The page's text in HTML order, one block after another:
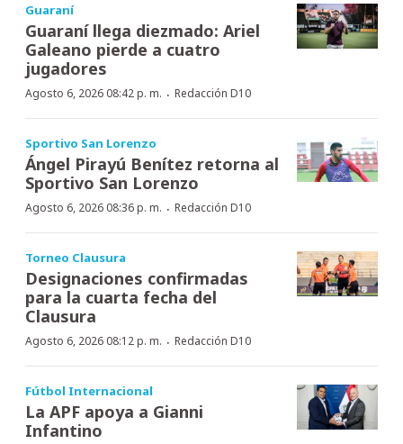
Guaraní
Guaraní llega diezmado: Ariel
Galeano pierde a cuatro
jugadores
Agosto 6, 2026 08:42 p. m. · Redacción D10
Sportivo San Lorenzo
Ángel Pirayú Benítez retorna al
Sportivo San Lorenzo
Agosto 6, 2026 08:36 p. m. · Redacción D10
Torneo Clausura
Designaciones confirmadas
para la cuarta fecha del
Clausura
Agosto 6, 2026 08:12 p. m. · Redacción D10
Fútbol Internacional
La APF apoya a Gianni
Infantino